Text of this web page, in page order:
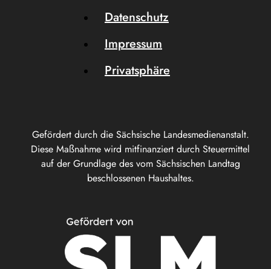
Gefördert durch die Sächsische Landesmedienanstalt.
Diese Maßnahme wird mitfinanziert durch Steuermittel
auf der Grundlage des vom Sächsischen Landtag
beschlossenen Haushaltes.
Datenschutz
Impressum
Privatsphäre